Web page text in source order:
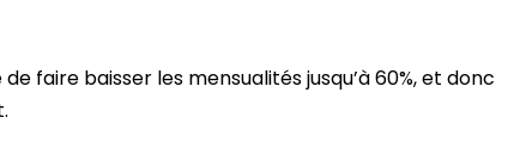
faire baisser les mensualités jusqu’à 60%, et donc